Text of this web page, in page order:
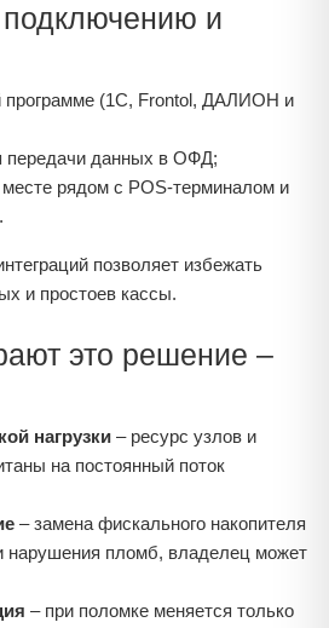
и
программе (1С, Frontol, ДАЛИОН и
передачи данных в ОФД;
месте рядом с POS-терминалом и
позволяет избежать
и простоев кассы.
это решение –
нагрузки – ресурс узлов и
на постоянный поток
– замена фискального накопителя
нарушения пломб, владелец может
– при поломке меняется только